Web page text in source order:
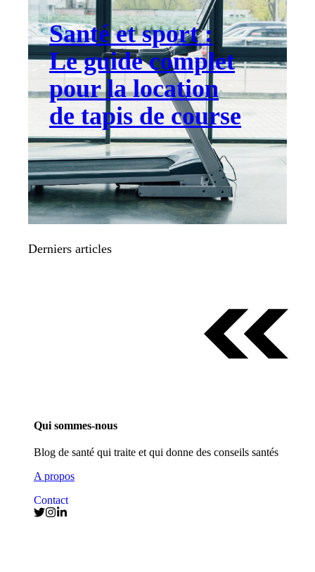
Santé et sport :
Le guide complet
pour la location
de tapis de course
Derniers articles
Qui sommes-nous
Blog de santé qui traite et qui donne des conseils santés
A propos
Contact